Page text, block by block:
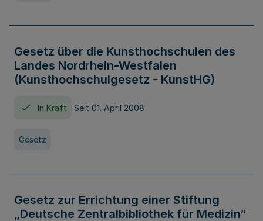
Gesetz über die Kunsthochschulen des
Landes Nordrhein-Westfalen
(Kunsthochschulgesetz - KunstHG)
In Kraft Seit 01. April 2008
Gesetz
Gesetz zur Errichtung einer Stiftung
„Deutsche Zentralbibliothek für Medizin“